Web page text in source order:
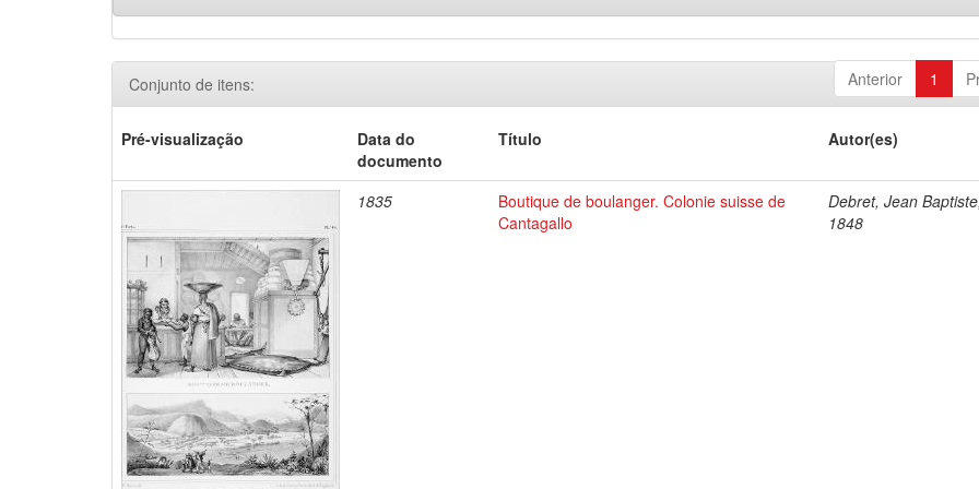
Anterior 1
Conjunto de itens:
Pré-visualização
Data do
documento
Título Autor(es)
1835
Boutique de boulanger. Colonie suisse de
Cantagallo
Debret, Jean
1848